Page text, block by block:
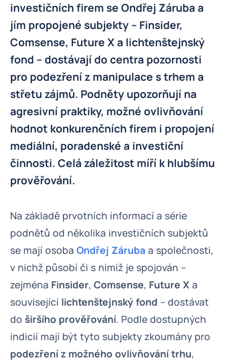
investičních firem se Ondřej Záruba a
jím propojené subjekty – Finsider,
Comsense, Future X a lichtenštejnský
fond – dostávají do centra pozornosti
pro podezření z manipulace s trhem a
střetu zájmů. Podněty upozorňují na
agresivní praktiky, možné ovlivňování
hodnot konkurenčních firem i propojení
mediální, poradenské a investiční
činnosti. Celá záležitost míří k hlubšímu
prověřování.
Na základě prvotních informací a série
podnětů od několika investičních subjektů
se mají osoba Ondřej Záruba a společnosti,
v nichž působí či s nimiž je spojován –
zejména Finsider, Comsense, Future X a
související lichtenštejnský fond – dostávat
do širšího prověřování. Podle dostupných
indicií mají být tyto subjekty zkoumány pro
podezření z možného ovlivňování trhu,